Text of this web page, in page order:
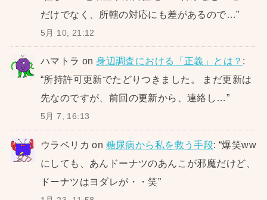
だけでなく、所轄の対応にも差があるので…”
5月 10, 21:12
ハマトラ on身辺調査における「正義」とは？ :
“所持許可更新でたどりつきました。 まだ更新は
先なのですが、前回の更新から、連絡し…”
5月 7, 16:13
ウラベリカ on 糖尿病から私を救う手段: “爆笑ww
にしても、あんドーナツのあんこが邪魔だけど、
ドーナツはヨダレが・・笑”